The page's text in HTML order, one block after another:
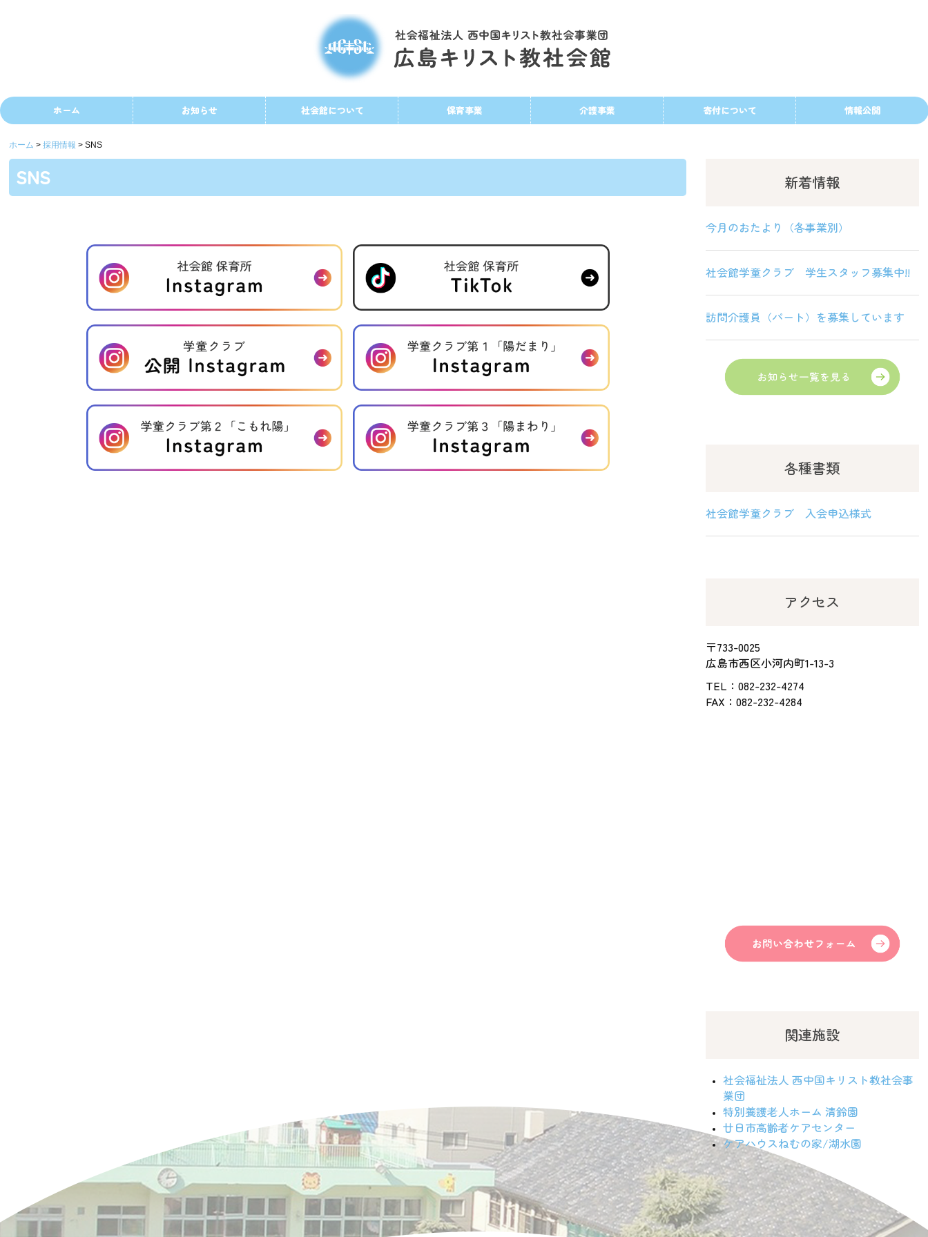
ホーム お知らせ 社会館について 保育事業 介護事業 寄付について 情報公開
ホーム 採用情報 SNS
SNS 新着情報
今月のおたより（各事業別）
社会館学童クラブ 学生スタッフ募集中!!
訪問介護員（パート）を募集しています
各種書類
社会館学童クラブ 入会申込様式
アクセス
〒733-0025
広島市西区小河内町1-13-3
TEL：082-232-4274
FAX：082-232-4284
関連施設
社会福祉法人 西中国キリスト教社会事
業団
特別養護老人ホーム 清鈴園
廿日市高齢者ケアセンター
ケアハウスねむの家/湖水園